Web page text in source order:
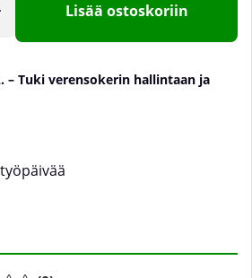
Lisää ostoskoriin
– Tuki verensokerin hallintaan ja